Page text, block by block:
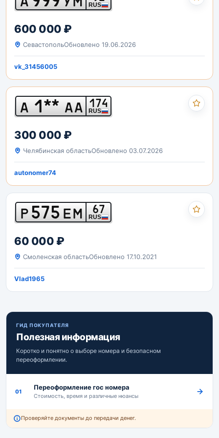
RUS
600 000 ₽
СевастопольОбновлено 19.06.2026
vk_31456005
А 1** АА 174
RUS
300 000 ₽
Челябинская областьОбновлено 03.07.2026
autonomer74
Р575 ЕМ 67
RUS
60 000 ₽
Смоленская областьОбновлено 17.10.2021
Vlad1965
ГИД ПОКУПАТЕЛЯ
Полезная информация
Коротко и понятно о выборе номера и безопасном
переоформлении.
01
Переоформление гос номера
Стоимость, время и различные нюансы
Проверяйте документы до передачи денег.